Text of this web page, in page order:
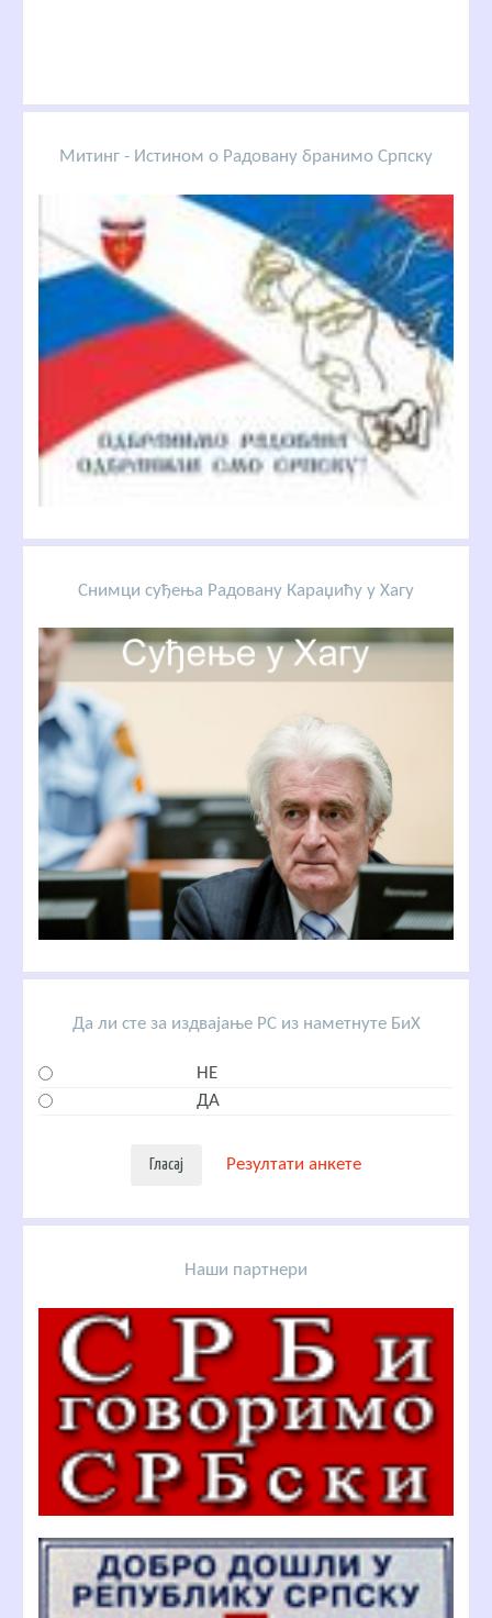
Митинг - Истином о Радовану бранимо Српску
Снимци суђења Радовану Караџићу у Хагу
Да ли сте за издвајање РС из наметнуте БиХ
НЕ
ДА
Резултати анкете
Наши партнери